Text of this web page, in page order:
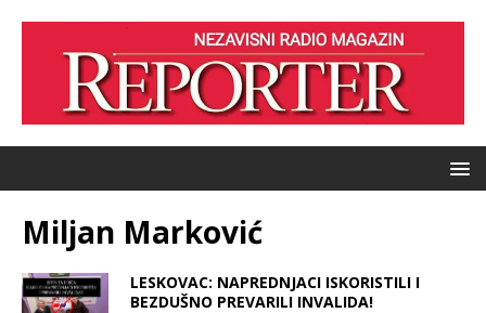
Miljan Marković
LESKOVAC: NAPREDNJACI ISKORISTILI I
BEZDUŠNO PREVARILI INVALIDA!